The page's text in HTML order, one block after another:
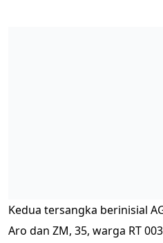
Kedua tersangka berinisial
Aro dan ZM, 35, warga RT